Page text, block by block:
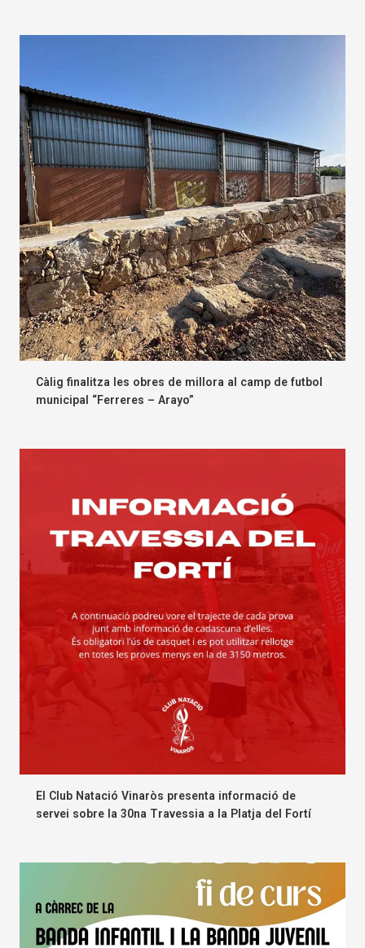
Càlig finalitza les obres de millora al camp de futbol
municipal “Ferreres – Arayo”
El Club Natació Vinaròs presenta informació de
servei sobre la 30na Travessia a la Platja del Fortí